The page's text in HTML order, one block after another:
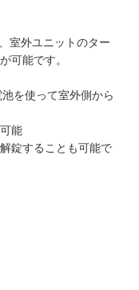
室外ユニットのター
可能です。
を使って室外側から
能
錠することも可能で